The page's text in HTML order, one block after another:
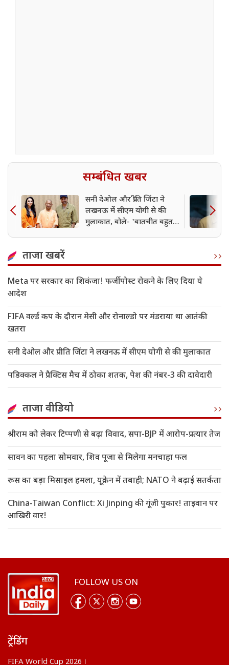
सम्बंधित खबर
सनी देओल और प्रीति जिंटा ने
लखनऊ में सीएम योगी से की
मुलाकात, बोले- 'बातचीत बहुत
ताजा खबरें
Meta पर सरकार का शिकंजा! फर्जी पोस्ट रोकने के लिए दिया ये
आदेश
FIFA वर्ल्ड कप के दौरान मेसी और रोनाल्डो पर मंडराया था आतंकी
खतरा
सनी देओल और प्रीति जिंटा ने लखनऊ में सीएम योगी से की मुलाकात
पडिक्कल ने प्रैक्टिस मैच में ठोका शतक, पेश की नंबर-3 की दावेदारी
ताजा वीडियो
श्रीराम को लेकर टिप्पणी से बढ़ा विवाद, सपा-BJP में आरोप-प्रत्यार तेज
सावन का पहला सोमवार, शिव पूजा से मिलेगा मनचाहा फल
रूस का बड़ा मिसाइल हमला, यूक्रेन में तबाही; NATO ने बढ़ाई सतर्कता
China-Taiwan Conflict: Xi Jinping की गूंजी पुकार! ताइवान पर
आखिरी वार!
FOLLOW US ON
ट्रेंडिंग
FIFA World Cup 2026